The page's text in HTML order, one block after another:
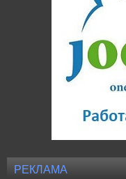
РЕКЛАМА